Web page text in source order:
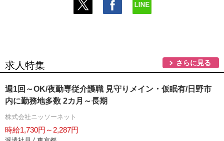
求人特集 さらに見る
週1回～OK/夜勤専従介護職 見守りメイン・仮眠有/日野市
内に勤務地多数 2カ月～長期
株式会社ニッソーネット
時給1,730円～2,287円